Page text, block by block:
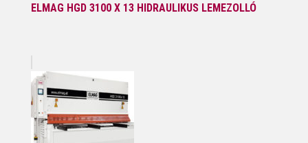
ELMAG HGD 3100 X 13 HIDRAULIKUS LEMEZOLLÓ